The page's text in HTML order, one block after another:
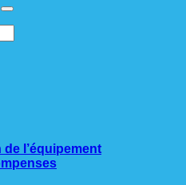
l’équipement